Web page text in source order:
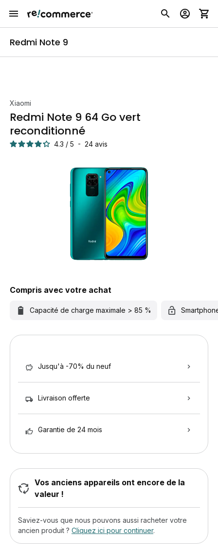
Redmi Note 9
Xiaomi
Redmi Note 9 64 Go vert
reconditionné
4.3 / 5 - 24 avis
Compris avec votre achat
Capacité de charge maximale > 85 %
Jusqu'à -70% du neuf
Livraison offerte
Garantie de 24 mois
Vos anciens appareils ont encore de la
valeur !
Saviez-vous que nous pouvons aussi racheter votre
ancien produit ? Cliquez ici pour continuer.